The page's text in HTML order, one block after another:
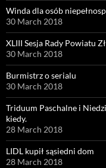
Winda dla osób
30 March 2018
XLIII Sesja Rady Powiatu
30 March 2018
Burmistrz o serialu
30 March 2018
Triduum Paschalne i
kiedy.
28 March 2018
LIDL kupił sąsiedni dom
28 March 2018